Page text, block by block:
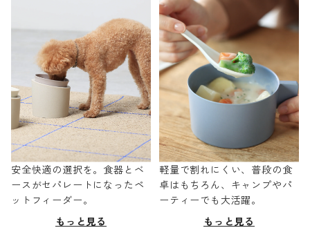
安全快適の選択を。食器とベ
ースがセパレートになったペ
ットフィーダー。
もっと見る
軽量で割れにくい、普段の食
卓はもちろん、キャンプやパ
ーティーでも大活躍。
もっと見る